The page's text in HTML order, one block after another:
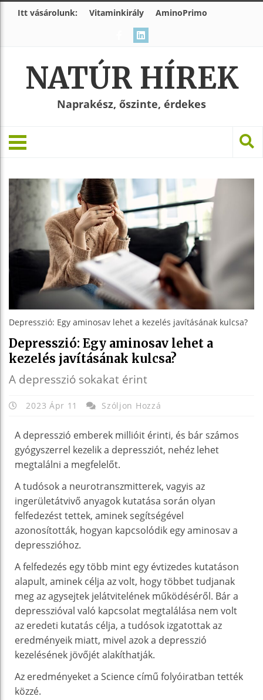
Itt vásárolunk: Vitaminkirály AminoPrimo
NATÚR HÍREK
Naprakész, őszinte, érdekes
Depresszió: Egy aminosav lehet a kezelés javításának kulcsa?
Depresszió: Egy aminosav lehet a
kezelés javításának kulcsa?
A depresszió sokakat érint
2023 Ápr 11 Szóljon Hozzá
A depresszió emberek millióit érinti, és bár számos
gyógyszerrel kezelik a depressziót, nehéz lehet
megtalálni a megfelelőt.
A tudósok a neurotranszmitterek, vagyis az
ingerületátvivő anyagok kutatása során olyan
felfedezést tettek, aminek segítségével
azonosították, hogyan kapcsolódik egy aminosav a
depresszióhoz.
A felfedezés egy több mint egy évtizedes kutatáson
alapult, aminek célja az volt, hogy többet tudjanak
meg az agysejtek jelátvitelének működéséről. Bár a
depresszióval való kapcsolat megtalálása nem volt
az eredeti kutatás célja, a tudósok izgatottak az
eredményeik miatt, mivel azok a depresszió
kezelésének jövőjét alakíthatják.
Az eredményeket a Science című folyóiratban tették
közzé.